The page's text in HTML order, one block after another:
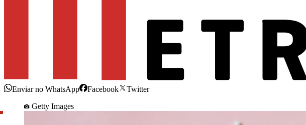
Enviar no WhatsApp Facebook
Twitter
Getty Images